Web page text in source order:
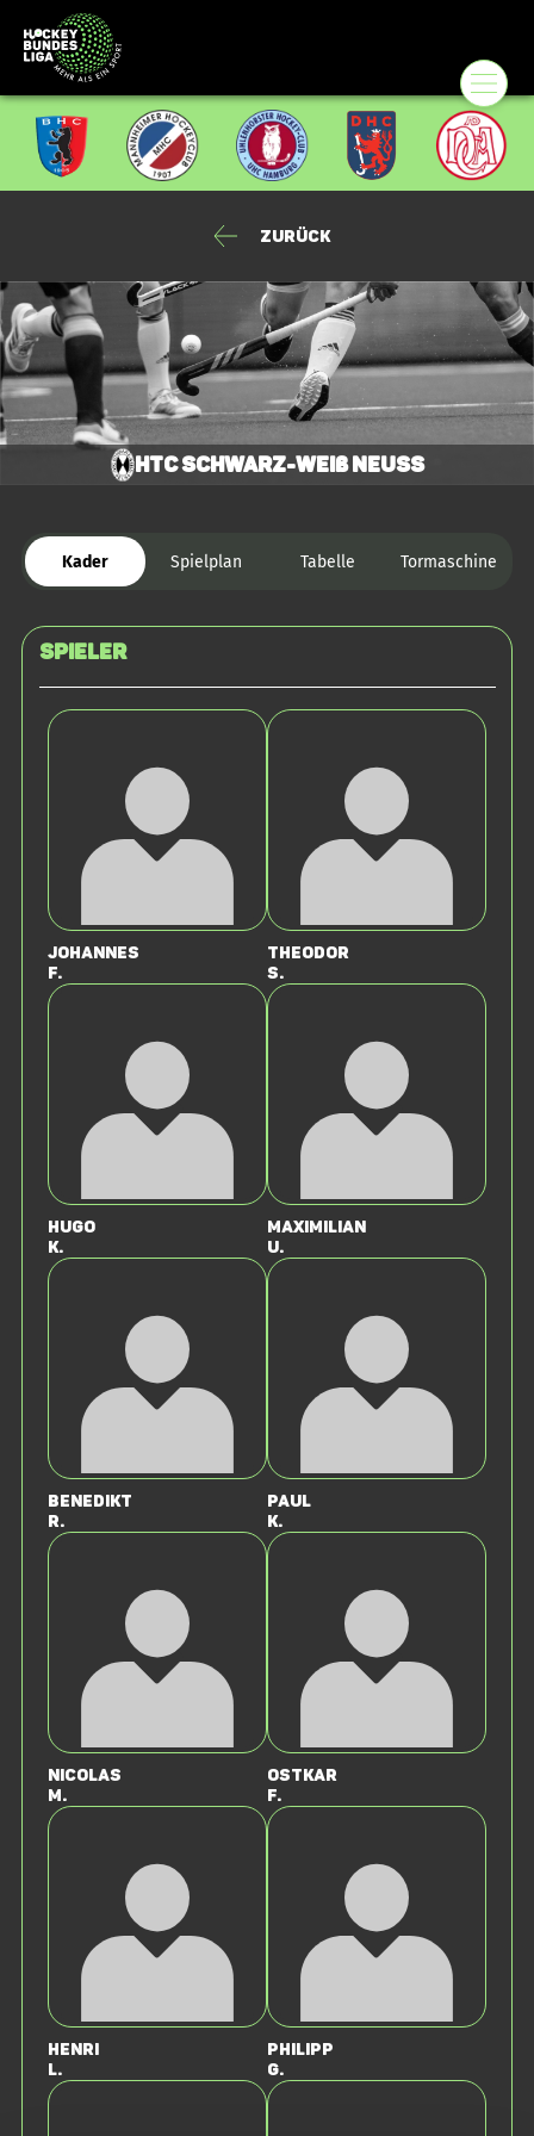
Zurück
HTC Schwarz-Weiß Neuss
Kader Spielplan Tabelle Tormaschine
Spieler
Johannes
F.
Theodor
S.
Hugo
K.
Maximilian
U.
Benedikt
R.
Paul
K.
Nicolas
M.
Ostkar
F.
Henri
L.
Philipp
G.